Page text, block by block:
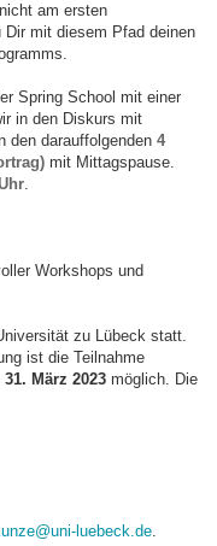
am ersten
mit diesem Pfad deinen
Spring School mit einer
in den Diskurs mit
den darauffolgenden 4
mit Mittagspause.
.
Workshops und
zu Lübeck statt.
ist die Teilnahme
31. März 2023 möglich. Die
luebeck.de.